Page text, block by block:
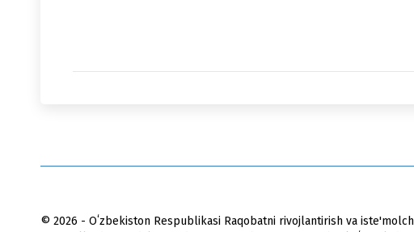
© 2026 - Oʻzbekiston Respublikasi Raqobatni rivojlantirish va